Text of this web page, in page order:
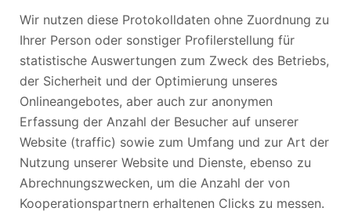
Wir nutzen diese Protokolldaten ohne Zuordnung zu
Ihrer Person oder sonstiger Profilerstellung für
statistische Auswertungen zum Zweck des Betriebs,
der Sicherheit und der Optimierung unseres
Onlineangebotes, aber auch zur anonymen
Erfassung der Anzahl der Besucher auf unserer
Website (traffic) sowie zum Umfang und zur Art der
Nutzung unserer Website und Dienste, ebenso zu
Abrechnungszwecken, um die Anzahl der von
Kooperationspartnern erhaltenen Clicks zu messen.